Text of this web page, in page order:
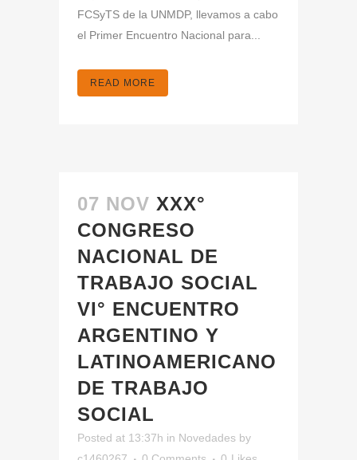
FCSyTS de la UNMDP, llevamos a cabo
el Primer Encuentro Nacional para...
READ MORE
07 NOV XXX°
CONGRESO
NACIONAL DE
TRABAJO SOCIAL
VI° ENCUENTRO
ARGENTINO Y
LATINOAMERICANO
DE TRABAJO
SOCIAL
Posted at 13:37h in Novedades by